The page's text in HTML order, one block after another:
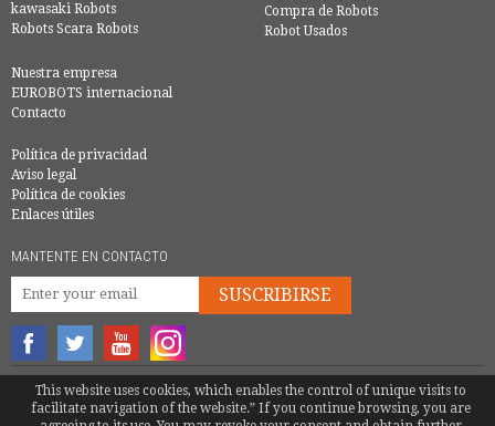
kawasaki Robots
Robots Scara Robots
Compra de Robots
Robot Usados
Nuestra empresa
EUROBOTS internacional
Contacto
Política de privacidad
Aviso legal
Política de cookies
Enlaces útiles
MANTENTE EN CONTACTO
SUSCRIBIRSE
© COPYRIGHT 2016 - EUROBOTS | TODOS LOS DERECHOS RESERVADOS
TEL. +34 946 744 397|INFO@EUROBOTS.NET
This website uses cookies, which enables the control of unique visits to
facilitate navigation of the website.” If you continue browsing, you are